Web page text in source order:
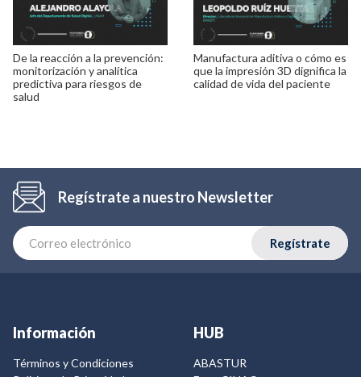
De la reacción a la prevención:
monitorización y analítica
predictiva para riesgos de
salud
Manufactura aditiva o cómo es
que la impresión 3D dignifica la
calidad de vida del paciente
Regístrate a nuestro Newsletter
Regístrate
Información
Términos y Condiciones
HUB
ABASTUR